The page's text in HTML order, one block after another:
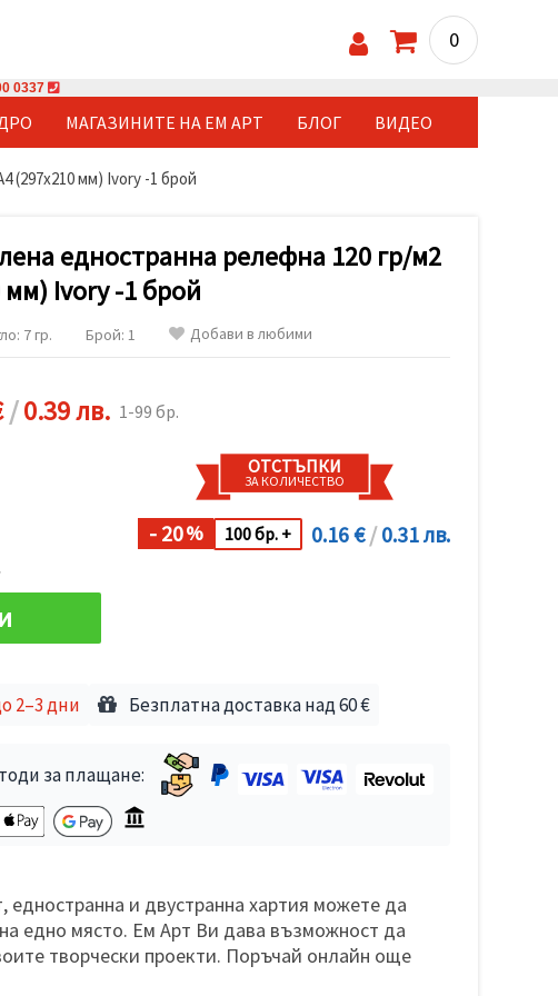
0
0337
МАГАЗИНИТЕ НА ЕМ АРТ БЛОГ ВИДЕО
(297x210 мм) Ivory -1 брой
едностранна релефна 120 гр/м2
мм) Ivory -1 брой
7 гр. Брой: 1 Добави в любими
/0.39 лв. 1-99 бр.
ОТСТЪПКИ
ЗА КОЛИЧЕСТВО
- 20% 100 бр. + 0.16 €/0.31 лв.
2–3 дни Безплатна доставка над 60 €
за плащане:
едностранна и двустранна хартия можете да
едно място. Ем Арт Ви дава възможност да
творчески проекти. Поръчай онлайн още